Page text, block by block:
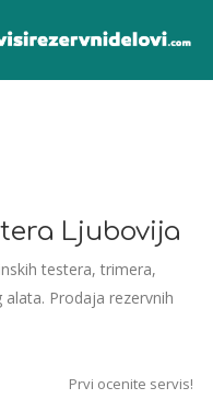
Ljubovija
testera, trimera,
Prodaja rezervnih
Prvi ocenite servis!